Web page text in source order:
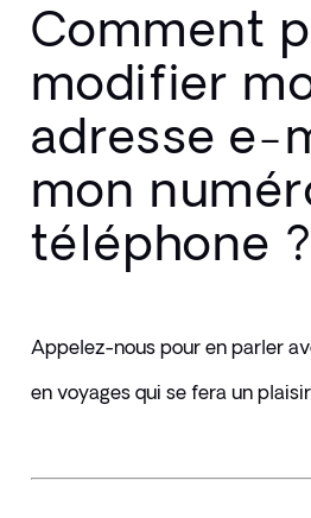
Comment
modifier
adresse e-
mon
téléphone ?
Appelez-nous pour en parler
en voyages qui se fera un